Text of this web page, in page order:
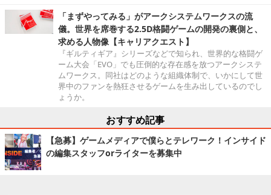
「まずやってみる」がアークシステムワークスの流
儀。世界を席巻する2.5D格闘ゲームの開発の裏側と、
求める人物像【キャリアクエスト】
『ギルティギア』シリーズなどで知られ、世界的な格闘ゲ
ーム大会「EVO」でも圧倒的な存在感を放つアークシステ
ムワークス。同社はどのような組織体制で、いかにして世
界中のファンを熱狂させるゲームを生み出しているのでし
ょうか。
おすすめ記事
【急募】ゲームメディアで僕らとテレワーク！インサイド
の編集スタッフorライターを募集中